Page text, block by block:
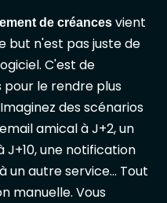
de créances vient
but n'est pas juste de
C'est de
le rendre plus
des scénarios
amical à J+2, un
une notification
un autre service... Tout
manuelle. Vous